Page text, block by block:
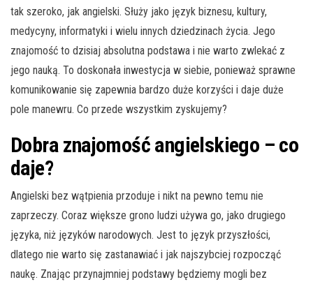
tak szeroko, jak angielski. Służy jako język biznesu, kultury,
medycyny, informatyki i wielu innych dziedzinach życia. Jego
znajomość to dzisiaj absolutna podstawa i nie warto zwlekać z
jego nauką. To doskonała inwestycja w siebie, ponieważ sprawne
komunikowanie się zapewnia bardzo duże korzyści i daje duże
pole manewru. Co przede wszystkim zyskujemy?
Dobra znajomość angielskiego – co
daje?
Angielski bez wątpienia przoduje i nikt na pewno temu nie
zaprzeczy. Coraz większe grono ludzi używa go, jako drugiego
języka, niż języków narodowych. Jest to język przyszłości,
dlatego nie warto się zastanawiać i jak najszybciej rozpocząć
naukę. Znając przynajmniej podstawy będziemy mogli bez